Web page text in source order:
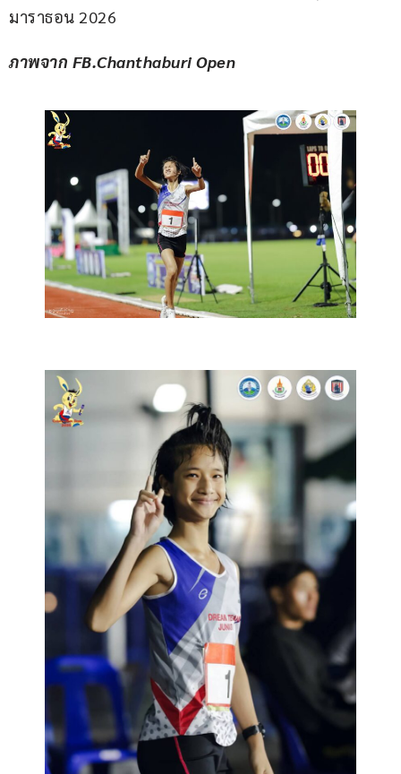
มาราธอน 2026
ภาพจาก FB.Chanthaburi Open